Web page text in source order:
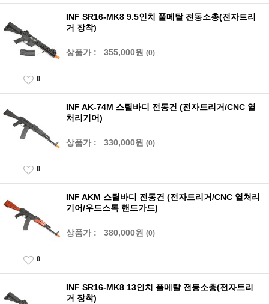
INF SR16-MK8 9.5인치 풀메탈 전동소총(전자트리
거 장착)
상품가 : 355,000원 (0)
0
INF AK-74M 스틸바디 전동건 (전자트리거/CNC 열
처리기어)
상품가 : 330,000원 (0)
0
INF AKM 스틸바디 전동건 (전자트리거/CNC 열처리
기어/우드스톡 핸드가드)
상품가 : 380,000원 (0)
0
INF SR16-MK8 13인치 풀메탈 전동소총(전자트리
거 장착)